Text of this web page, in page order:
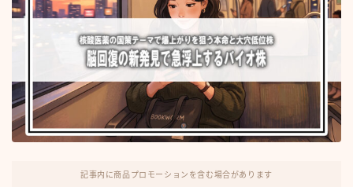
Yahoo出品
メルカリ販売
投資・株
FX・仮想通貨
リスキング・ラーニング
記事内に商品プロモーションを含む場合があります